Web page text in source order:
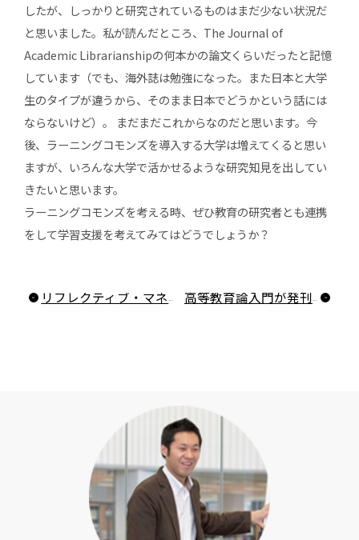
したが、しっかりと研究されているものはまだ少ない状況だ
と思いました。私が読んだところ、The Journal of
Academic Librarianshipの何本かの論文くらいだったと記憶
しています（でも、海外誌は勉強になった。また日本と大学
生のタイプが違うから、そのまま日本でどうかという話には
ならないけど）。 まだまだこれからなのだと思います。今
後、ラーニングコモンズを導入する大学は増えてくると思い
ますが、いろんな大学で活かせるような研究知見を出してい
きたいと思います。
ラーニングコモンズを考える時、ぜひ教育の研究者とも連携
をして学習支援を考えてみてはどうでしょうか？
リフレクティブ・マネジャーを読みました 高等教育論入門が発刊されました